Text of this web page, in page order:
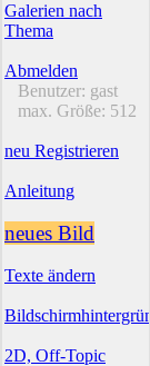
Galerien nach
Thema
Abmelden
Benutzer: gast
max. Größe: 512
neu Registrieren
Anleitung
neues Bild
Texte ändern
2D, Off-Topic